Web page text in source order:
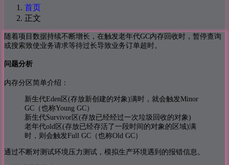
首页
正文
随着项目数据持续不断增长，在触发老年代GC内存回收时，暂停查询
或搜索致使业务请求等待过长导致业务订单超时。
问题分析
内存分区简单介绍：
新生代Eden区(存放新创建的对象)满时，就会触发Minor
GC（也称Young GC）
新生代Survivor区(存放已经经过一次垃圾回收的对象)
老年代old区(存放已经存活了一段时间的对象的区域)满
时，则会触发Full GC（也称Old GC）
通过不断对测试环境压力测试，模拟生产环境遇到的报错信息。